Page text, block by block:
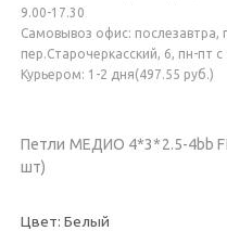
9.00-17.30
Самовывоз офис: послезавтра,
пер.Старочеркасский, 6, пн-пт с
Курьером: 1-2 дня(497.55 руб.)
Петли МЕДИО 4*3*2.5-4bb
шт)
Цвет: Белый